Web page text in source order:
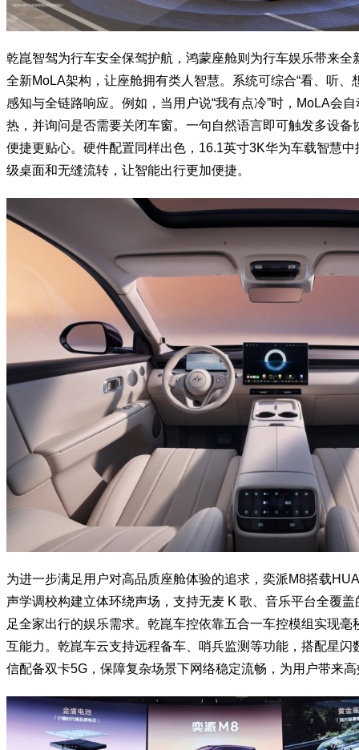
乾崑智驾为行车安全保驾护航，鸿蒙座舱则为行车娱乐带来
全新MoLA架构，让座舱拥有类人智慧。系统可综合“看、听、
感知与全链路响应。例如，当用户说“我有点冷”时，MoLA会
热，并询问是否需要关闭车窗。一句自然语言即可触发多设
便捷更贴心。硬件配置同样出色，16.1英寸3K华为车载智慧
级桌面和无缝流转，让智能出行更加便捷。
为进一步满足用户对高品质座舱体验的追求，奕派M8搭载
声学调校构建立体环绕声场，支持无麦 K 歌、音乐平台全覆
足全家出行的娱乐需求。乾崑车控依靠五合一车控模组实现
互能力。乾崑车云支持远程备车、哨兵监测等功能，搭配星
信配备双卡5G，保障复杂场景下网络稳定流畅，为用户带来